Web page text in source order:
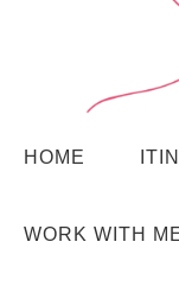
HOME
WORK WITH